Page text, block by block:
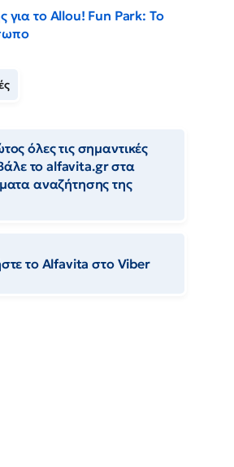
για το Allou! Fun Park: Το
όλες τις σημαντικές
το alfavita.gr στα
αναζήτησης της
το Αlfavita στο Viber